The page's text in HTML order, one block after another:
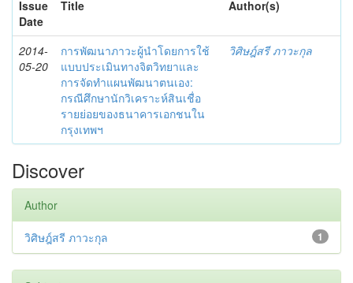
Issue
Date
Title Author(s)
2014-
05-20
การพัฒนาภาวะผู้นำโดยการใช้
แบบประเมินทางจิตวิทยาและ
การจัดทำแผนพัฒนาตนเอง:
กรณีศึกษานักวิเคราะห์สินเชื่อ
รายย่อยของธนาคารเอกชนใน
กรุงเทพฯ
วิศิษฎ์สรี ภาวะกุล
Discover
Author
1
วิศิษฎ์สรี ภาวะกุล